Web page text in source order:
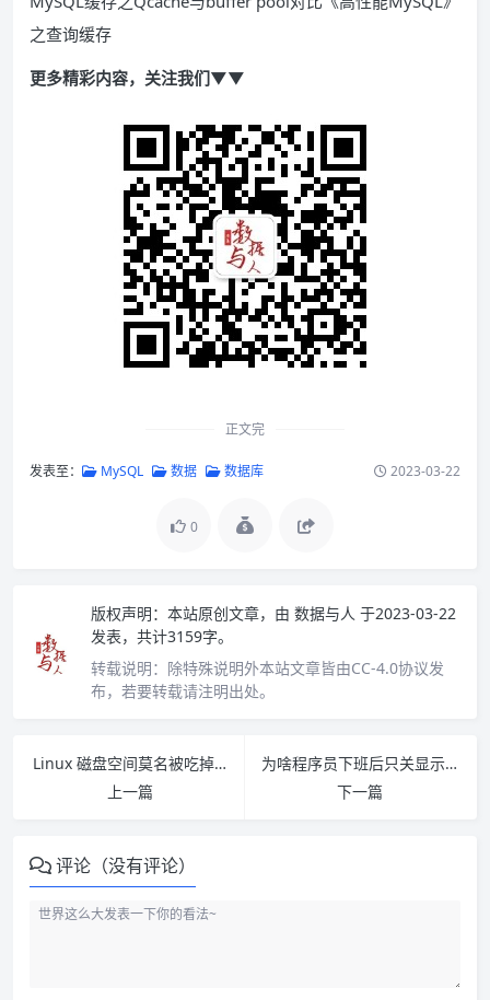
之查询缓存
更多精彩内容，关注我们▼▼
正文完
发表至： MySQL 数据 数据库 2023-03-22
0
版权声明： 本站原创文章，由 数据与人 于2023-03-22
发表，共计3159字。
转载说明： 除特殊说明外本站文章皆由CC-4.0协议发
布，若要转载请注明出处。
Linux 磁盘空间莫名被吃掉，该怎么查？
上一篇
为啥程序员下班后只关显示器从不关电脑？看看大家怎么说
下一篇
评论（没有评论）